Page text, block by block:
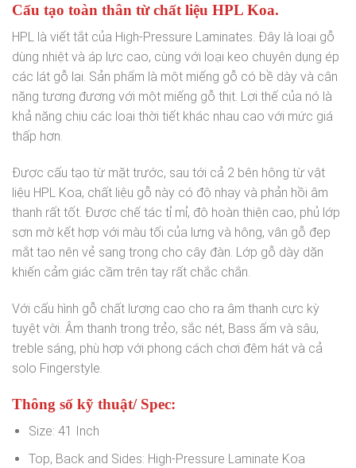
Cấu tạo toàn thân từ chất liệu HPL Koa.
HPL là viết tắt của High-Pressure Laminates. Đây là loại gỗ
dùng nhiệt và áp lực cao, cùng với loại keo chuyên dụng ép
các lát gỗ lại. Sản phẩm là một miếng gỗ có bề dày và cân
nặng tương đương với một miếng gỗ thịt. Lợi thế của nó là
khả năng chịu các loại thời tiết khác nhau cao với mức giá
thấp hơn.
Được cấu tạo từ mặt trước, sau tới cả 2 bên hông từ vật
liệu HPL Koa, chất liệu gỗ này có độ nhạy và phản hồi âm
thanh rất tốt. Được chế tác tỉ mỉ, độ hoàn thiện cao, phủ lớp
sơn mờ kết hợp với màu tối của lưng và hông, vân gỗ đẹp
mắt tạo nên vẻ sang trọng cho cây đàn. Lớp gỗ dày dặn
khiến cảm giác cầm trên tay rất chắc chắn.
Với cấu hình gỗ chất lượng cao cho ra âm thanh cực kỳ
tuyệt vời. Âm thanh trong trẻo, sắc nét, Bass ấm và sâu,
treble sáng, phù hợp với phong cách chơi đệm hát và cả
solo Fingerstyle.
Thông số kỹ thuật/ Spec:
Size: 41 Inch
Top, Back and Sides: High-Pressure Laminate Koa